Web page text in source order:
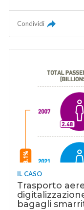
Condividi
IL CASO
Trasporto
bagagli